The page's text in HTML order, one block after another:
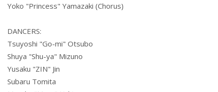
Yoko "Princess" Yamazaki (Chorus)
DANCERS:
Tsuyoshi "Go-mi" Otsubo
Shuya "Shu-ya" Mizuno
Yusaku "ZIN" Jin
Subaru Tomita